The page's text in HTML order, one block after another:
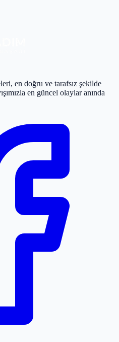
en doğru ve tarafsız şekilde
en güncel olaylar anında